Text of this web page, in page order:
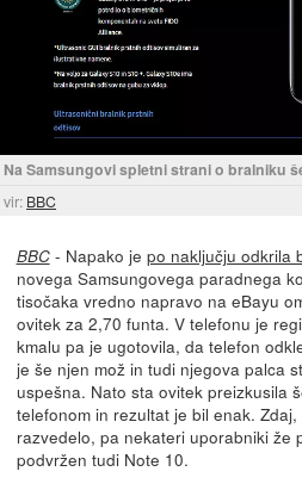
Na Samsungovi spletni strani o bralniku
vir: BBC
BBC- Napako je po naključju odkrila
novega Samsungovega paradnega
tisočaka vredno napravo na eBayu
ovitek za 2,70 funta. V telefonu je
kmalu pa je ugotovila, da telefon
je še njen mož in tudi njegova palca
uspešna. Nato sta ovitek preizkusila
telefonom in rezultat je bil enak.
razvedelo, pa nekateri uporabniki že
podvržen tudi Note 10.